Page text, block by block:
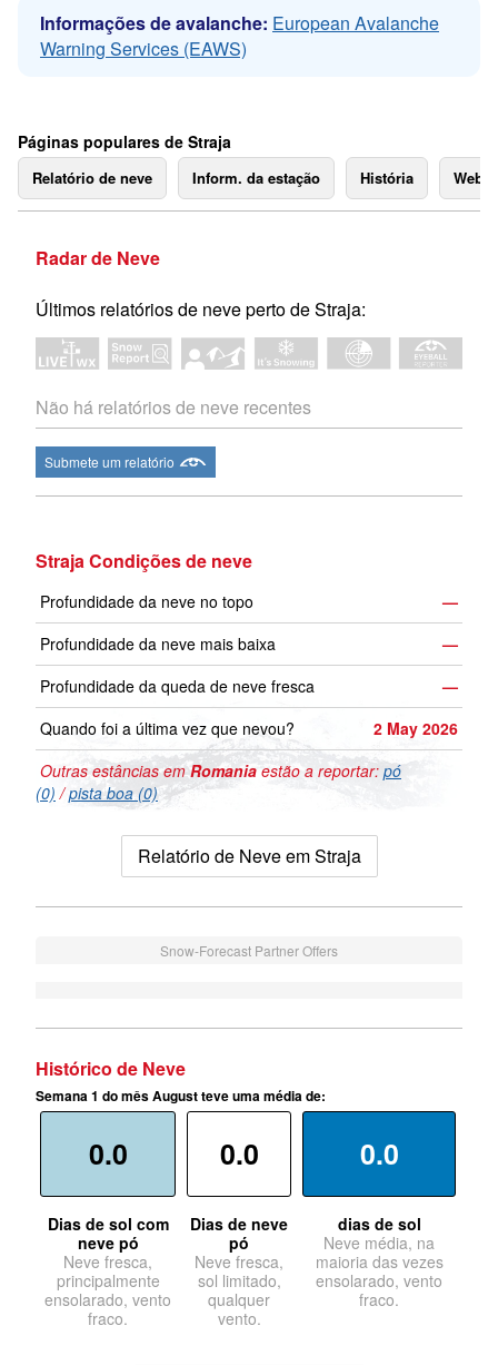
Informações de avalanche: European Avalanche
Warning Services (EAWS)
Páginas populares de Straja
Relatório de neve Inform. da estação História
Radar de Neve
Últimos relatórios de neve perto de Straja:
Não há relatórios de neve recentes
Submete um relatório
Straja Condições de neve
Profundidade da neve no topo
—
Profundidade da neve mais baixa
—
Profundidade da queda de neve fresca
—
Quando foi a última vez que nevou?
2 May 2026
Outras estâncias emRomania estão a reportar: pó
(0) /pista boa (0)
Relatório de Neve em Straja
Snow-Forecast Partner Offers
Histórico de Neve
Semana 1 do mês August teve uma média de:
0.0
Dias de sol com
neve pó
Neve fresca,
principalmente
ensolarado, vento
fraco.
0.0
Dias de neve
pó
Neve fresca,
sol limitado,
qualquer
vento.
0.0
dias de sol
Neve média, na
maioria das vezes
ensolarado, vento
fraco.